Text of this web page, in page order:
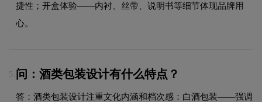
捷性；开盒体验——内衬、丝带、说明书等细节体现品牌用
心。
5. 问：酒类包装设计有什么特点？
答：酒类包装设计注重文化内涵和档次感：白酒包装——强调